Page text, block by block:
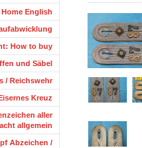
Home English
How to buy
und Säbel
/ Reichswehr
Kreuz
aller
allgemein
Abzeichen /